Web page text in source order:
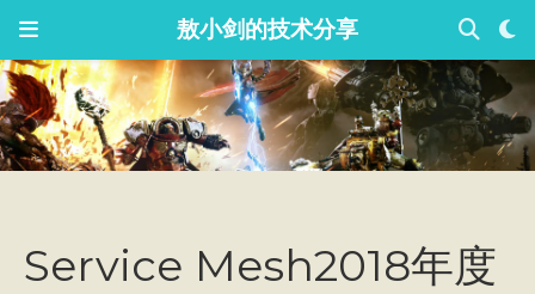
敖小剑的技术分享
Service Mesh2018年度